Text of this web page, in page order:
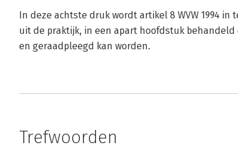
In deze achtste druk wordt artikel 8 WVW 1994
uit de praktijk, in een apart hoofdstuk
en geraadpleegd kan worden.
Trefwoorden